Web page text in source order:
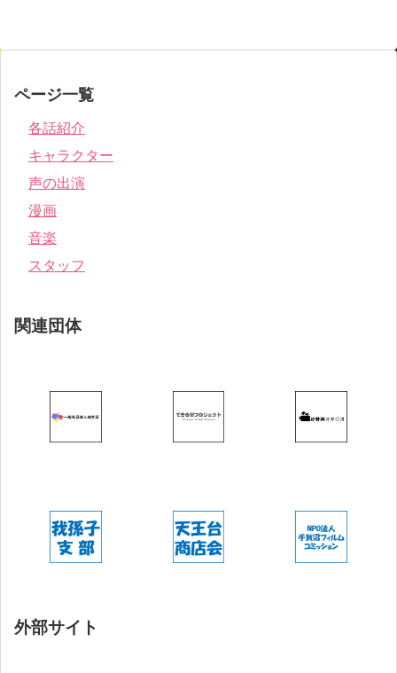
ページ一覧
各話紹介
キャラクター
声の出演
漫画
音楽
スタッフ
関連団体
外部サイト